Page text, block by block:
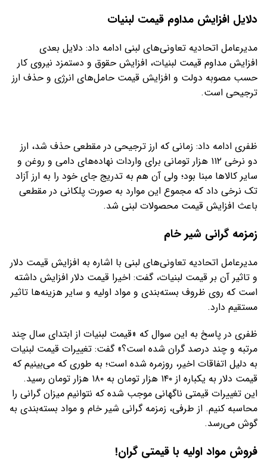
دلایل افزایش مداوم قیمت لبنیات
مدیرعامل اتحادیه تعاونی‌های لبنی ادامه داد: دلایل بعدی
افزایش مداوم قیمت لبنیات، افزایش حقوق و دستمزد نیروی کار
حسب مصوبه دولت و افزایش قیمت حامل‌های انرژی و حذف ارز
ترجیحی است.
ظفری ادامه داد: زمانی که ارز ترجیحی در مقطعی حذف شد، ارز
دو نرخی ۱۱۲ هزار تومانی برای واردات نهاده‌های دامی و روغن و
سایر کالا‌ها مبنا بود؛ ولی آن هم به تدریج جای خود را به ارز آزاد
تک نرخی داد که مجموع این موارد به صورت پلکانی در مقطعی
باعث افزایش قیمت محصولات لبنی شد.
زمزمه گرانی شیر خام
مدیرعامل اتحادیه تعاونی‌های لبنی با اشاره به افزایش قیمت دلار
و تاثیر آن بر قیمت لبنیات، گفت: اخیرا قیمت دلار افزایش داشته
است که روی ظروف بسته‌بندی و مواد اولیه و سایر هزینه‌ها تاثیر
مستقیم دارد.
ظفری در پاسخ به این سوال که «قیمت لبنیات از ابتدای سال چند
مرتبه و چند درصد گران شده است؟» گفت: تغییرات قیمت لبنیات
به دلیل اتفاقات اخیر، روزمره شده است؛ به طوری که می‌بینیم که
قیمت دلار به یکباره از ۱۴۰ هزار تومان به ۱۸۰ هزار تومان رسید.
این تغییرات قیمتی ناگهانی موجب شده که نتوانیم میزان گرانی را
محاسبه کنیم. از طرفی، زمزمه گرانی شیر خام و مواد بسته‌بندی به
گوش می‌رسد.
فروش مواد اولیه با قیمتی گران!